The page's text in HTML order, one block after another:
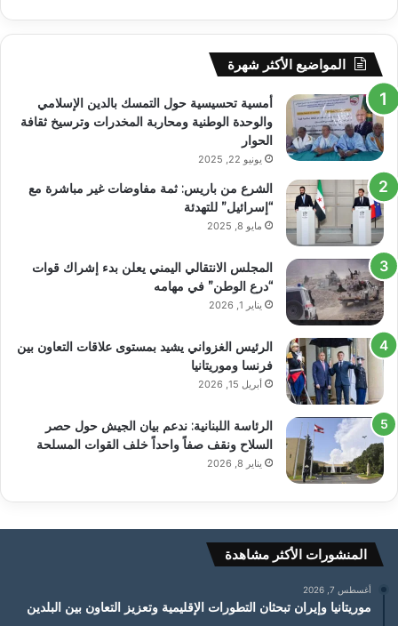
المواضيع الأكثر شهرة
أمسية تحسيسية حول التمسك بالدين الإسلامي
والوحدة الوطنية ومحاربة المخدرات وترسيخ ثقافة
الحوار
يونيو 22, 2025
الشرع من باريس: ثمة مفاوضات غير مباشرة مع
“إسرائيل” للتهدئة
مايو 8, 2025
المجلس الانتقالي اليمني يعلن بدء إشراك قوات
“درع الوطن” في مهامه
يناير 1, 2026
الرئيس الغزواني يشيد بمستوى علاقات التعاون بين
فرنسا وموريتانيا
أبريل 15, 2026
الرئاسة اللبنانية: ندعم بيان الجيش حول حصر
السلاح ونقف صفاً واحداً خلف القوات المسلحة
يناير 8, 2026
المنشورات الأكثر مشاهدة
أغسطس 7, 2026
موريتانيا وإيران تبحثان التطورات الإقليمية وتعزيز التعاون بين البلدين